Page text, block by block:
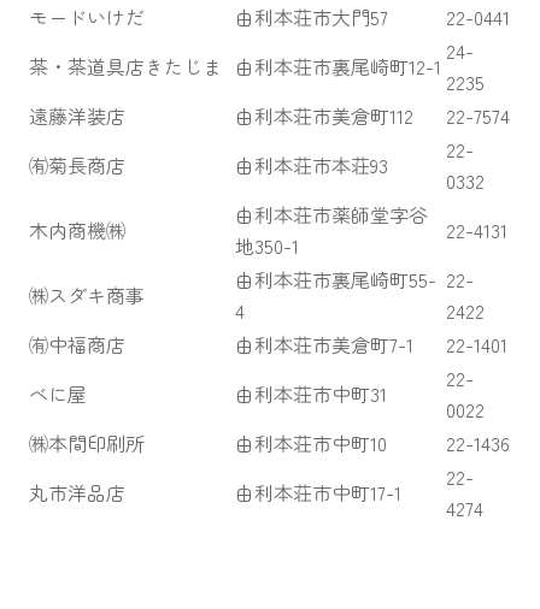
モードいけだ
由利本荘市大門57
22-0441
茶・茶道具店きたじま
由利本荘市裏尾崎町12-1
24-
2235
遠藤洋装店
由利本荘市美倉町112
22-7574
㈲菊長商店
由利本荘市本荘93
22-
0332
木内商機㈱
由利本荘市薬師堂字谷
地350-1
22-4131
㈱スダキ商事
由利本荘市裏尾崎町55-
4
22-
2422
㈲中福商店
由利本荘市美倉町7-1
22-1401
べに屋
由利本荘市中町31
22-
0022
㈱本間印刷所
由利本荘市中町10
22-1436
丸市洋品店
由利本荘市中町17-1
22-
4274